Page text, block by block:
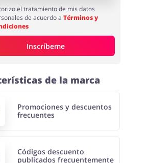
el tratamiento de mis datos
de acuerdo aTérminos y
Inscríbeme
de la marca
Promociones y descuentos
frecuentes
Códigos descuento
publicados frecuentemente